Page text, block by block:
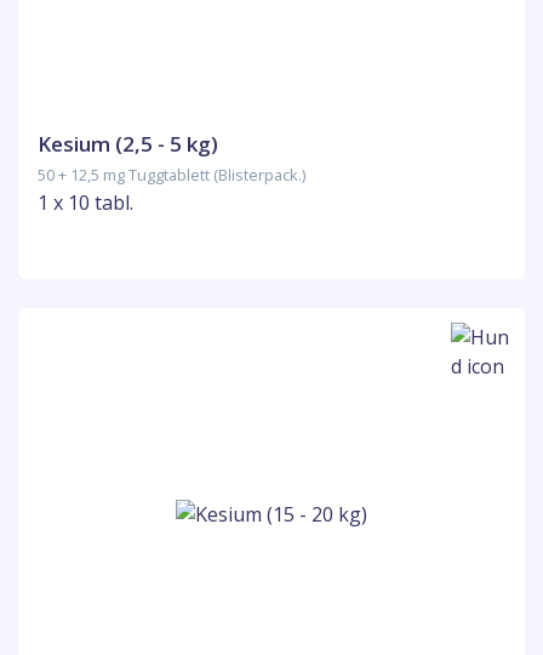
Kesium (2,5 - 5 kg)
50 + 12,5 mg Tuggtablett (Blisterpack.)
1 x 10 tabl.